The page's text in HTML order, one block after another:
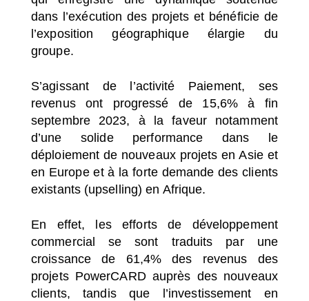
dans l’exécution des projets et bénéficie de
l’exposition géographique élargie du
groupe.
S’agissant de l’activité Paiement, ses
revenus ont progressé de 15,6% à fin
septembre 2023, à la faveur notamment
d’une solide performance dans le
déploiement de nouveaux projets en Asie et
en Europe et à la forte demande des clients
existants (upselling) en Afrique.
En effet, les efforts de développement
commercial se sont traduits par une
croissance de 61,4% des revenus des
projets PowerCARD auprès des nouveaux
clients, tandis que l’investissement en